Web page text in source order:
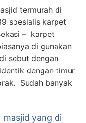
termurah di
spesialis karpet
– karpet
di gunakan
sebut dengan
dengan timur
Sudah banyak
masjid yang di